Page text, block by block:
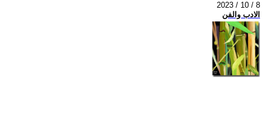
2023 / 10 / 8
الادب والفن